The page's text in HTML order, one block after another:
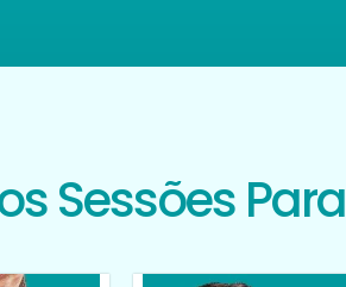
Sessões Para